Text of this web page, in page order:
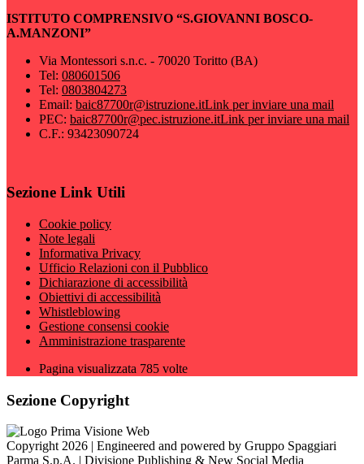
ISTITUTO COMPRENSIVO “S.GIOVANNI BOSCO-
A.MANZONI”
Via Montessori s.n.c. - 70020 Toritto (BA)
Tel: 080601506
Tel: 0803804273
Email: baic87700r@istruzione.itLink per inviare una mail
PEC: baic87700r@pec.istruzione.itLink per inviare una mail
C.F.: 93423090724
Sezione Link Utili
Cookie policy
Note legali
Informativa Privacy
Ufficio Relazioni con il Pubblico
Dichiarazione di accessibilità
Obiettivi di accessibilità
Whistleblowing
Gestione consensi cookie
Amministrazione trasparente
Pagina visualizzata 785 volte
Sezione Copyright
Copyright 2026 | Engineered and powered by Gruppo Spaggiari
Parma S.p.A. | Divisione Publishing & New Social Media